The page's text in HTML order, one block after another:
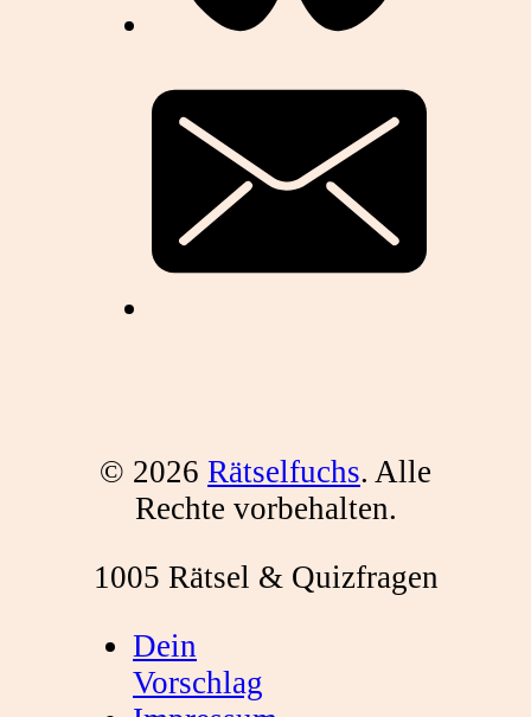
© 2026 Rätselfuchs. Alle
Rechte vorbehalten.
1005 Rätsel & Quizfragen
Dein
Vorschlag